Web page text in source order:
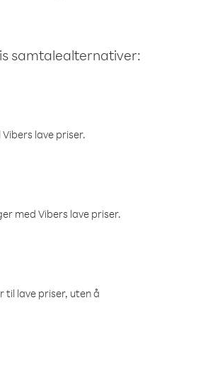
samtalealternativer:
lave priser.
med Vibers lave priser.
lave priser, uten å